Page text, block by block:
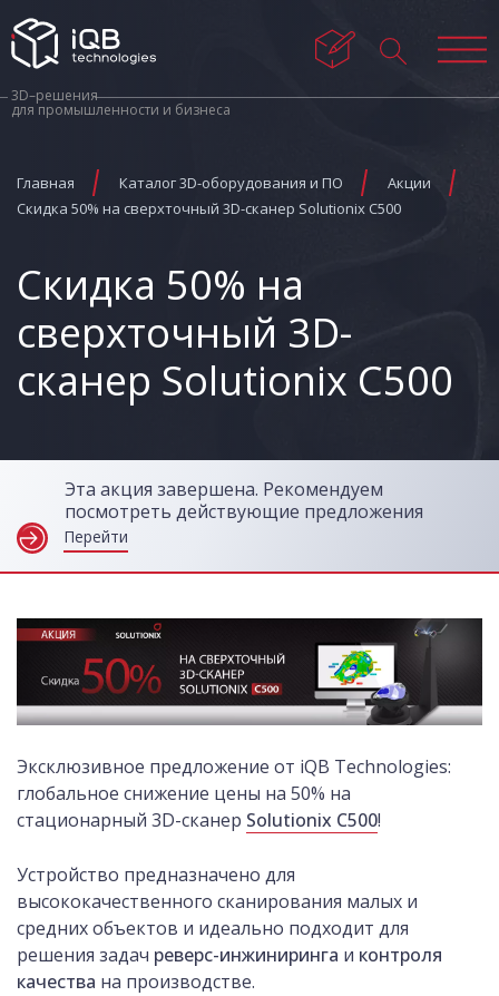
3D–решения
для промышленности и бизнеса
Главная Каталог 3D-оборудования и ПО
Акции
Скидка 50% на сверхточный 3D-сканер Solutionix C500
Скидка 50% на
сверхточный 3D-
сканер Solutionix C500
Эта акция завершена. Рекомендуем
посмотреть действующие предложения
Перейти
Эксклюзивное предложение от iQB Technologies:
глобальное снижение цены на 50% на
стационарный 3D-сканер Solutionix C500!
Устройство предназначено для
высококачественного сканирования малых и
средних объектов и идеально подходит для
решения задач реверс-инжиниринга и контроля
качества на производстве.